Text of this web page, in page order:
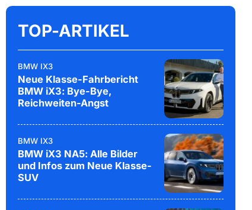
TOP-ARTIKEL
BMW IX3
Neue Klasse-Fahrbericht
BMW iX3: Bye-Bye,
Reichweiten-Angst
BMW IX3
BMW iX3 NA5: Alle Bilder
und Infos zum Neue Klasse-
SUV